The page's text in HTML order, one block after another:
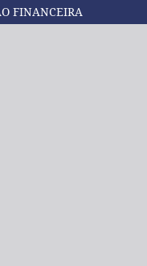
FINANCEIRA